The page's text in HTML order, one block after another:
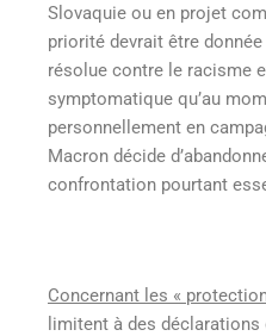
Slovaquie ou en projet
priorité devrait être
résolue contre le racisme
symptomatique qu’au
personnellement en
Macron décide
confrontation pourtant
Concernant les «
limitent à des